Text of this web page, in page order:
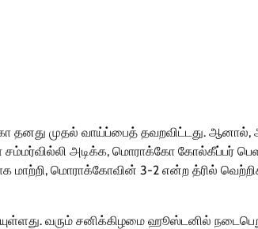
தனது முதல் வாய்ப்பைத் தவறவிட்டது.
சம்மர்வில்லி அடிக்க, மொராக்கோ கோல்கீப்பர்
மொராக்கோவின் 3-2 என்ற த்ரில்
வரும் சனிக்கிழமை ஹூஸ்டனில்